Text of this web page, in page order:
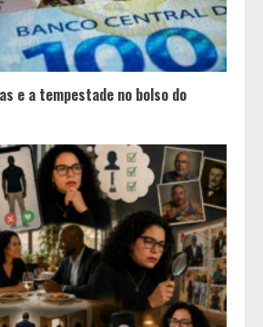
e a tempestade no bolso do
Em ato pelo fim do feminicídio,
Cristo Redentor se iluminou na cor
laranja